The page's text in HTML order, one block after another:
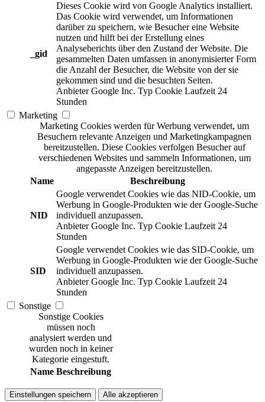
_gid
Dieses Cookie wird von Google Analytics installiert.
Das Cookie wird verwendet, um Informationen
darüber zu speichern, wie Besucher eine Website
nutzen und hilft bei der Erstellung eines
Analyseberichts über den Zustand der Website. Die
gesammelten Daten umfassen in anonymisierter Form
die Anzahl der Besucher, die Website von der sie
gekommen sind und die besuchten Seiten.
Anbieter Google Inc. Typ Cookie Laufzeit 24
Stunden
Marketing
Marketing Cookies werden für Werbung verwendet, um
Besuchern relevante Anzeigen und Marketingkampagnen
bereitzustellen. Diese Cookies verfolgen Besucher auf
verschiedenen Websites und sammeln Informationen, um
angepasste Anzeigen bereitzustellen.
Name
Beschreibung
NID
Google verwendet Cookies wie das NID-Cookie, um
Werbung in Google-Produkten wie der Google-Suche
individuell anzupassen.
Anbieter Google Inc. Typ Cookie Laufzeit 24
Stunden
SID
Google verwendet Cookies wie das SID-Cookie, um
Werbung in Google-Produkten wie der Google-Suche
individuell anzupassen.
Anbieter Google Inc. Typ Cookie Laufzeit 24
Stunden
Sonstige
Sonstige Cookies
müssen noch
analysiert werden und
wurden noch in keiner
Kategorie eingestuft.
Name Beschreibung
Einstellungen speichern Alle akzeptieren